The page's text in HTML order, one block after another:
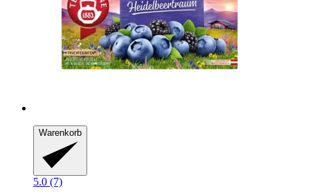
Warenkorb
5.0 (7)